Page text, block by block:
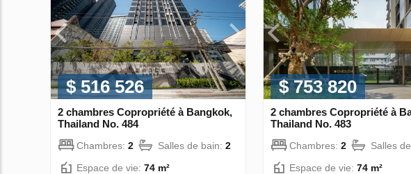
$ 516 526
2 chambres Copropriété à Bangkok,
Thailand No. 484
Chambres: 2 Salles de bain: 2
Espace de vie: 74 m²
$ 753 820
2 chambres Copropriété à
Thailand No. 483
Chambres: 2 Salles
Espace de vie: 74 m²